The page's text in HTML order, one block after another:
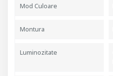
Mod Culoare
Montura
Luminozitate